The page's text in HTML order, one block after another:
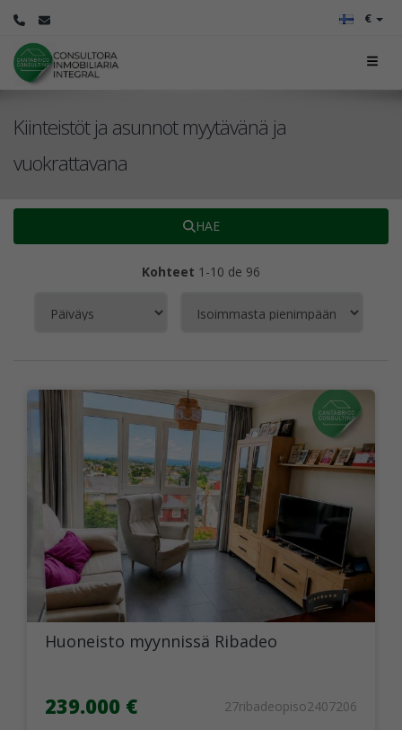
€
Kiinteistöt ja asunnot myytävänä ja
vuokrattavana
HAE
Kohteet 1-10 de 96
Huoneisto myynnissä Ribadeo
239.000 € 27ribadeopiso2407206